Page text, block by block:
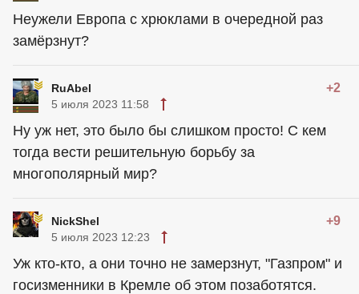
Неужели Европа с хрюклами в очередной раз
замёрзнут?
RuAbel +2
5 июля 2023 11:58
Ну уж нет, это было бы слишком просто! С кем
тогда вести решительную борьбу за
многополярный мир?
NickShel +9
5 июля 2023 12:23
Уж кто-кто, а они точно не замерзнут, "Газпром" и
госизменники в Кремле об этом позаботятся.